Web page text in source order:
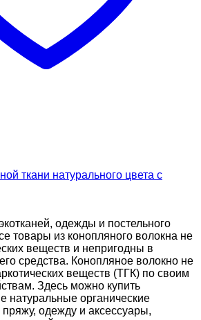
ткани натурального цвета с
одежды и постельного
товары из конопляного волокна не
веществ и непригодны в
средства. Конопляное волокно не
веществ (ТГК) по своим
Здесь можно купить
натуральные органические
одежду и аксессуары,